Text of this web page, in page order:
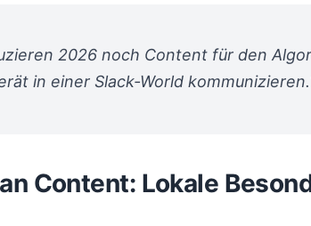
2026 noch Content für den
in einer Slack-World
Content: Lokale